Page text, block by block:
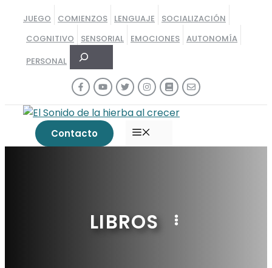
contenido
JUEGO COMIENZOS LENGUAJE
SOCIALIZACIÓN
COGNITIVO
SENSORIAL EMOCIONES AUTONOMÍA
PERSONAL
Buscar
Contacto
LIBROS